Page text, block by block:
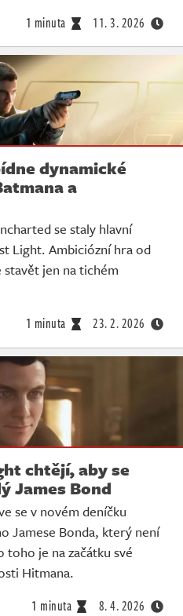
1 minuta 11. 3. 2026
dynamické
a
se staly hlavní
Light. Ambiciózní hra od
jen na tichém
1 minuta 23. 2. 2026
chtějí, aby se
James Bond
se v novém deníčku
Jamese Bonda, který není
je na začátku své
Hitmana.
1 minuta 8. 4. 2026